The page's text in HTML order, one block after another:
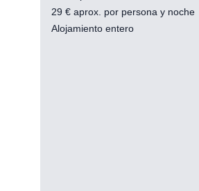
29 € aprox. por persona y noche
Alojamiento entero